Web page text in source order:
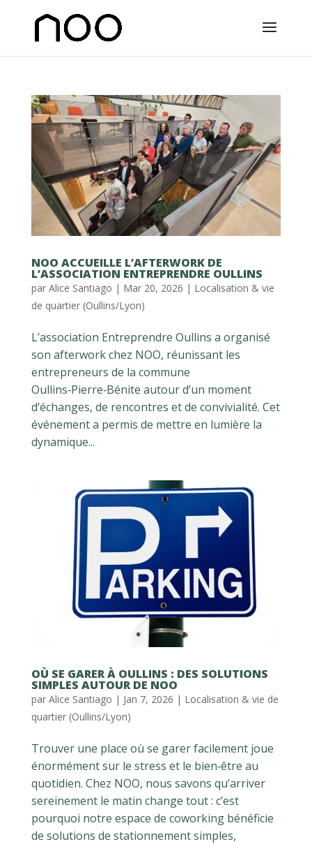
NOO ACCUEILLE L’AFTERWORK DE
L’ASSOCIATION ENTREPRENDRE OULLINS
par Alice Santiago | Mar 20, 2026 | Localisation & vie
de quartier (Oullins/Lyon)
L’association Entreprendre Oullins a organisé
son afterwork chez NOO, réunissant les
entrepreneurs de la commune
Oullins‑Pierre‑Bénite autour d’un moment
d’échanges, de rencontres et de convivialité. Cet
événement a permis de mettre en lumière la
dynamique...
OÙ SE GARER À OULLINS : DES SOLUTIONS
SIMPLES AUTOUR DE NOO
par Alice Santiago | Jan 7, 2026 | Localisation & vie de
quartier (Oullins/Lyon)
Trouver une place où se garer facilement joue
énormément sur le stress et le bien‑être au
quotidien. Chez NOO, nous savons qu’arriver
sereinement le matin change tout : c’est
pourquoi notre espace de coworking bénéficie
de solutions de stationnement simples,